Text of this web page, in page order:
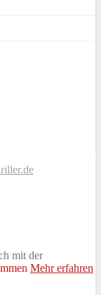
mit der
Mehr erfahren